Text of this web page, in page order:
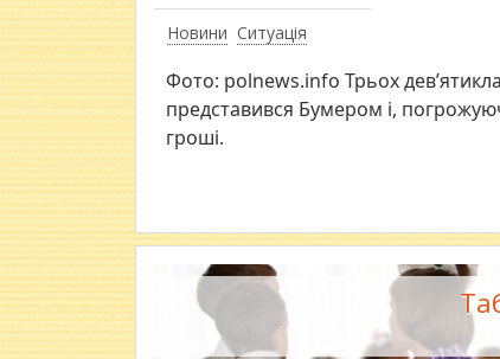
Новини Ситуація
Фото: polnews.info Трьох
представився Бумером і,
гроші.